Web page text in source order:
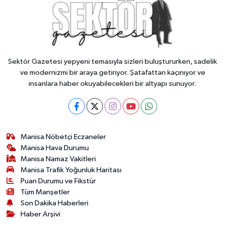
Sektör Gazetesi yepyeni temasıyla sizleri buluştururken, sadelik
ve modernizmi bir araya getiriyor. Şatafattan kaçınıyor ve
insanlara haber okuyabilecekleri bir altyapı sunuyor.
Manisa Nöbetçi Eczaneler
Manisa Hava Durumu
Manisa Namaz Vakitleri
Manisa Trafik Yoğunluk Haritası
Puan Durumu ve Fikstür
Tüm Manşetler
Son Dakika Haberleri
Haber Arşivi